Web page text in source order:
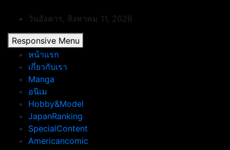
content
วันอังคาร, สิงหาคม 11, 2026
Responsive Menu
หน้าแรก
เกี่ยวกับเรา
Manga
อนิเม
Hobby&Model
JapanRanking
SpecialContent
Americancomic